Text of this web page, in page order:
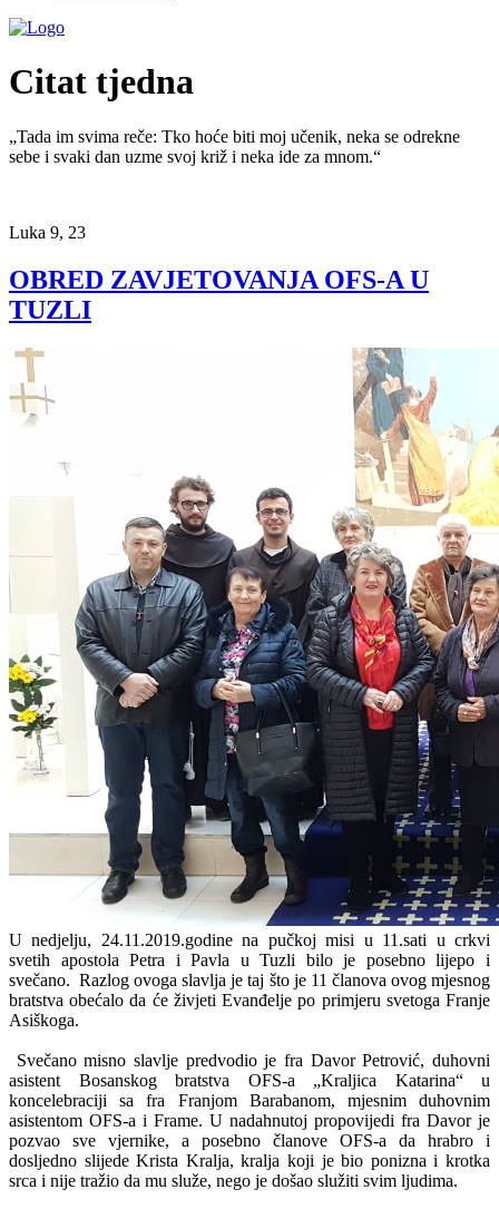
Citat tjedna
„Tada im svima reče: Tko hoće biti moj učenik, neka se odrekne
sebe i svaki dan uzme svoj križ i neka ide za mnom.“
Luka 9, 23
OBRED ZAVJETOVANJA OFS-A U
TUZLI
U nedjelju, 24.11.2019.godine na pučkoj misi u 11.sati u crkvi
svetih apostola Petra i Pavla u Tuzli bilo je posebno lijepo i
svečano. Razlog ovoga slavlja je taj što je 11 članova ovog mjesnog
bratstva obećalo da će živjeti Evanđelje po primjeru svetoga Franje
Asiškoga.
Svečano misno slavlje predvodio je fra Davor Petrović, duhovni
asistent Bosanskog bratstva OFS-a „Kraljica Katarina“ u
koncelebraciji sa fra Franjom Barabanom, mjesnim duhovnim
asistentom OFS-a i Frame. U nadahnutoj propovijedi fra Davor je
pozvao sve vjernike, a posebno članove OFS-a da hrabro i
dosljedno slijede Krista Kralja, kralja koji je bio ponizna i krotka
srca i nije tražio da mu služe, nego je došao služiti svim ljudima.